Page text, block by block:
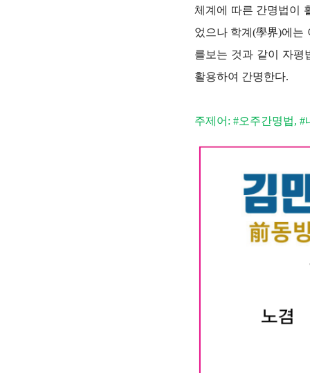
체계에 따른 간명법이
었으나 학계(學界)에는
를보는 것과 같이 자평
활용하여 간명한다.
주제어: #오주간명법,